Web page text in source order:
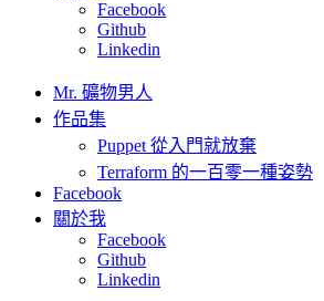
Facebook
Github
Linkedin
Mr. 礦物男人
作品集
Puppet 從入門就放棄
Terraform 的一百零一種姿勢
Facebook
關於我
Facebook
Github
Linkedin